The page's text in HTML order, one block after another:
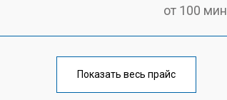
от 100 мин
от 60 мин
Показать весь прайс